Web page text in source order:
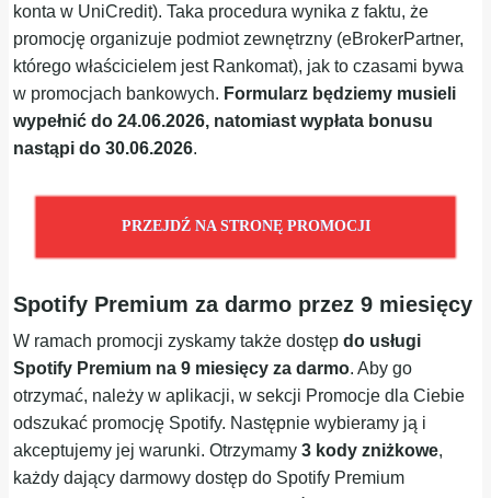
konta w UniCredit). Taka procedura wynika z faktu, że
promocję organizuje podmiot zewnętrzny (eBrokerPartner,
którego właścicielem jest Rankomat), jak to czasami bywa
w promocjach bankowych. Formularz będziemy musieli
wypełnić do 24.06.2026, natomiast wypłata bonusu
nastąpi do 30.06.2026.
PRZEJDŹ NA STRONĘ PROMOCJI
Spotify Premium za darmo przez 9 miesięcy
W ramach promocji zyskamy także dostępdo usługi
Spotify Premium na 9 miesięcy za darmo. Aby go
otrzymać, należy w aplikacji, w sekcji Promocje dla Ciebie
odszukać promocję Spotify. Następnie wybieramy ją i
akceptujemy jej warunki. Otrzymamy3 kody zniżkowe,
każdy dający darmowy dostęp do Spotify Premium